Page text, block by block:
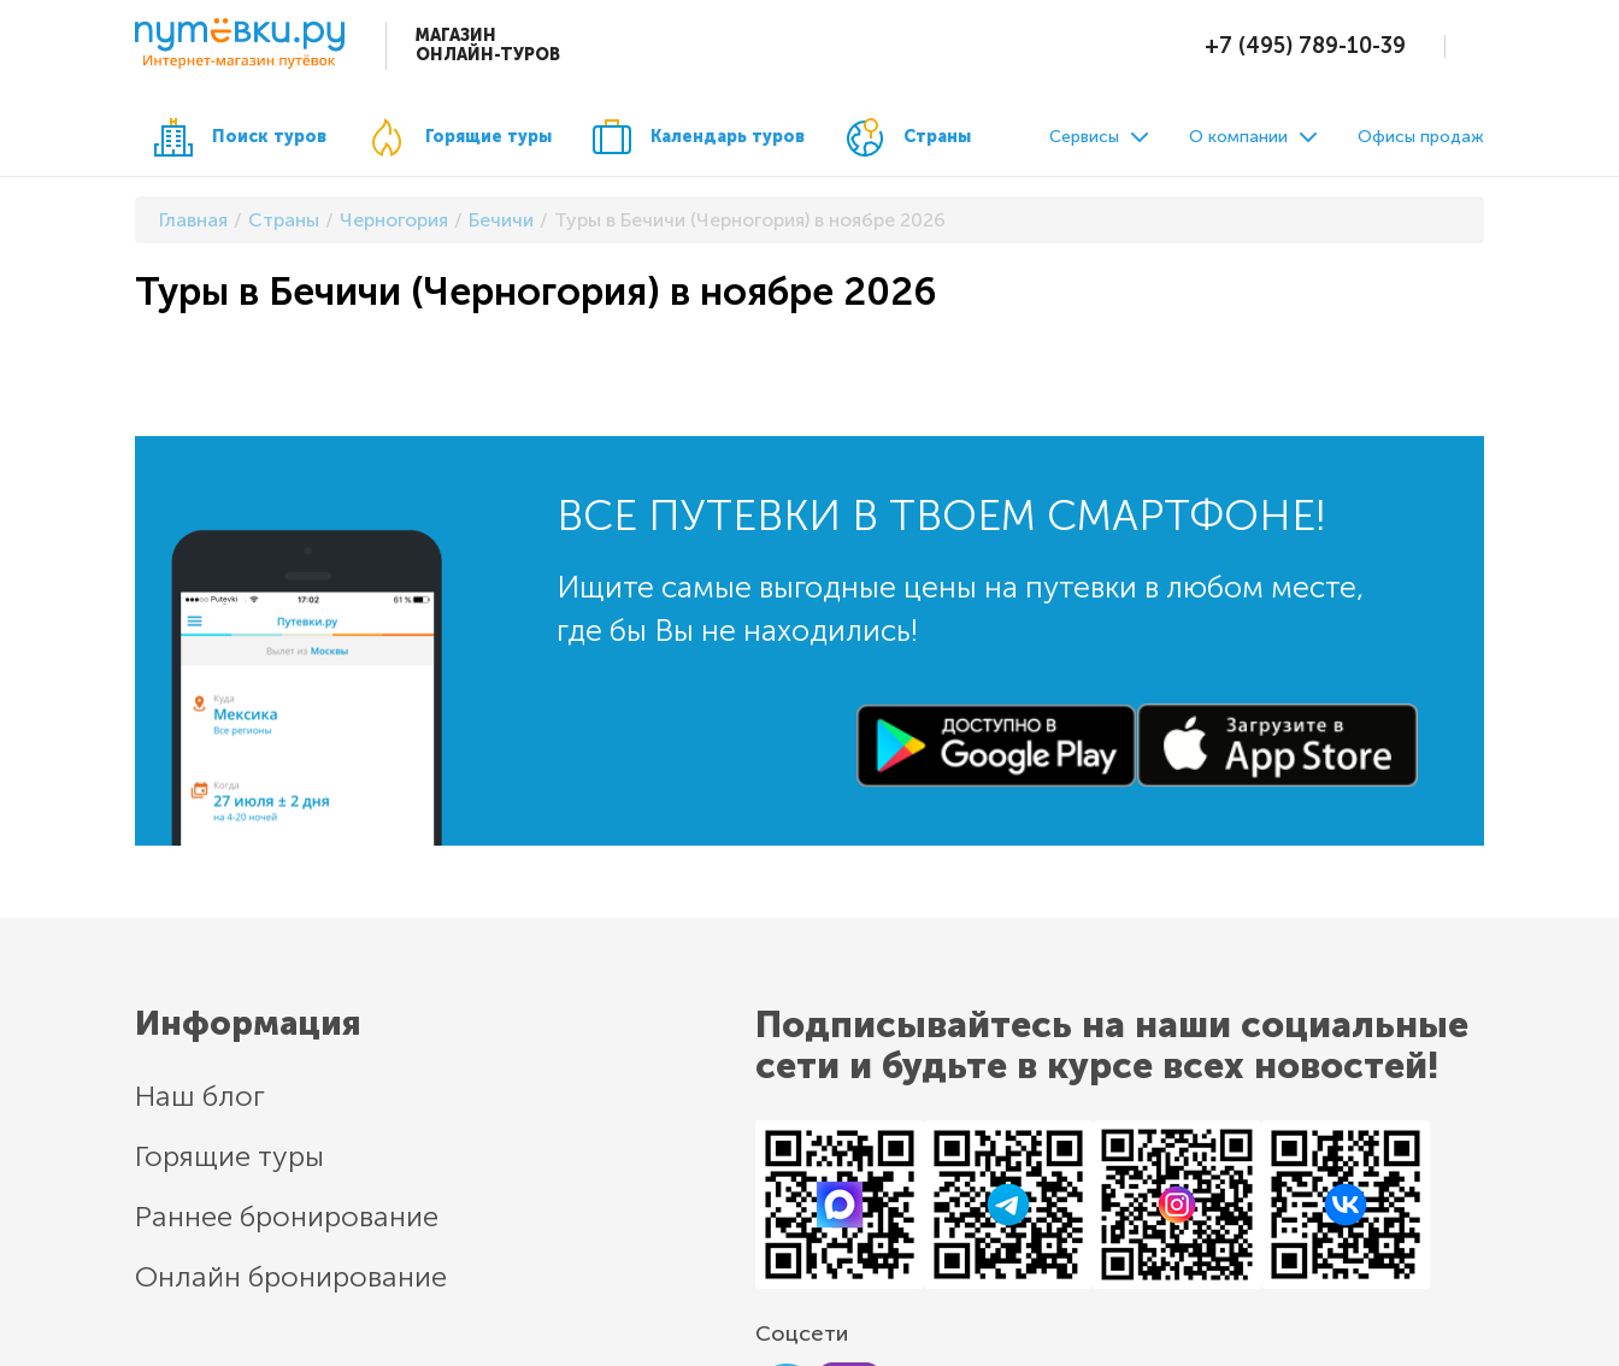
МАГАЗИН
ОНЛАЙН-ТУРОВ
+7 (495) 789-10-39
Поиск туров Горящие туры Календарь туров Страны Сервисы О компании Офисы продаж
Главная Страны Черногория Бечичи Туры в Бечичи (Черногория) в ноябре 2026
Туры в Бечичи (Черногория) в ноябре 2026
ВСЕ ПУТЕВКИ В ТВОЕМ СМАРТФОНЕ!
Ищите самые выгодные цены на путевки в любом месте,
где бы Вы не находились!
Информация
Наш блог
Горящие туры
Раннее бронирование
Онлайн бронирование
Подписывайтесь на наши социальные
сети и будьте в курсе всех новостей!
Соцсети